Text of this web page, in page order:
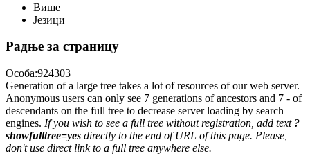
Више
Језици
Радње за страницу
Особа:924303
Generation of a large tree takes a lot of resources of our web server.
Anonymous users can only see 7 generations of ancestors and 7 - of
descendants on the full tree to decrease server loading by search
engines. If you wish to see a full tree without registration, add text ?
showfulltree=yes directly to the end of URL of this page. Please,
don't use direct link to a full tree anywhere else.